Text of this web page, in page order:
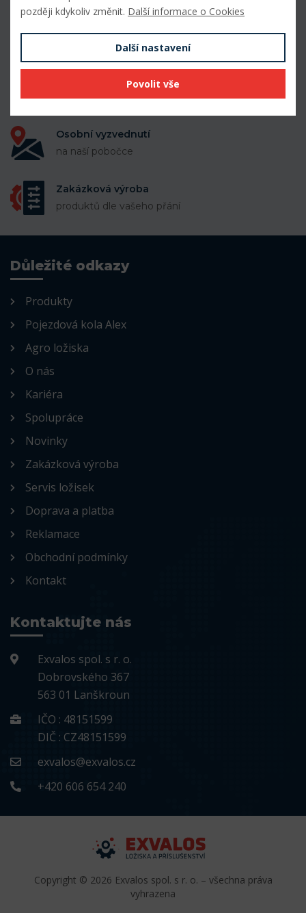
k dispozici skladem
Doprava zdarma
při nákupu nad 10 000 Kč
Osobní vyzvednutí
na naší pobočce
Zakázková výroba
produktů dle vašeho přání
Důležité odkazy
Produkty
Pojezdová kola Alex
Agro ložiska
O nás
Kariéra
Spolupráce
Novinky
Zakázková výroba
Servis ložisek
Doprava a platba
Reklamace
Obchodní podmínky
Kontakt
Kontaktujte nás
Exvalos spol. s r. o.
Dobrovského 367
563 01 Lanškroun
IČO : 48151599
DIČ : CZ48151599
exvalos@exvalos.cz
+420 606 654 240
Copyright © 2026 Exvalos spol. s r. o. – všechna práva
vyhrazena
později kdykoliv změnit. Další informace o Cookies
Další nastavení
Povolit vše